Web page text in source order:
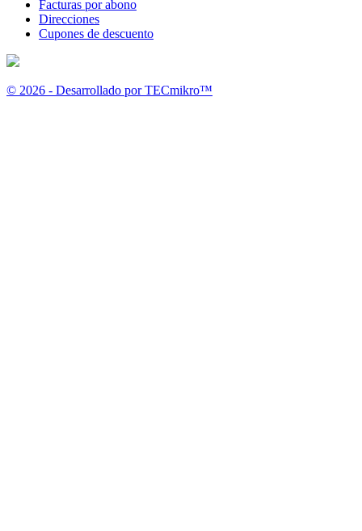
Facturas por abono
Direcciones
Cupones de descuento
© 2026 - Desarrollado por TECmikro™